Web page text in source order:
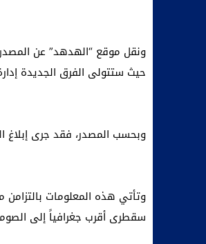
ونقل موقع “الهدهد” عن المصدر
حيث ستتولى الفرق الجديدة
وبحسب المصدر، فقد جرى إبلاغ
وتأتي هذه المعلومات
سقطرى أقرب جغرافياً إلى